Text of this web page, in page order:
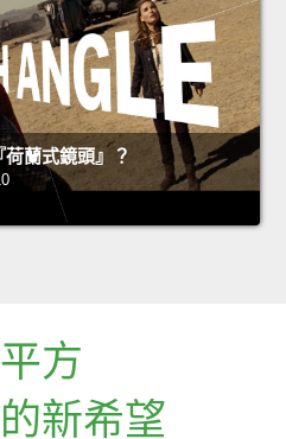
蘭式鏡頭』？
方
新希望